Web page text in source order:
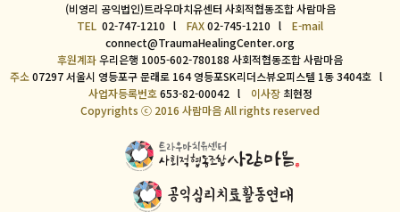
(비영리 공익법인)트라우마치유센터 사회적협동조합 사람마음
TEL 02-747-1210 l FAX02-745-1210 l E-mail
connect@TraumaHealingCenter.org
후원계좌우리은행 1005-602-780188 사회적협동조합 사람마음
주소07297 서울시 영등포구 문래로 164 영등포SK리더스뷰오피스텔 1동 3404호 l
사업자등록번호653-82-00042 l 이사장최현정
Copyrights ⓒ 2016 사람마음 All rights reserved